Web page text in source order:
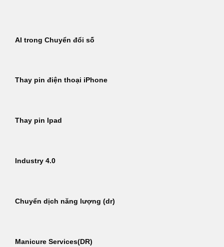
dungAI trong Chuyển đổi số
Thay pin điện thoại iPhone
Thay pin Ipad
Industry 4.0
Chuyển dịch năng lượng (dr)
Manicure Services(DR)